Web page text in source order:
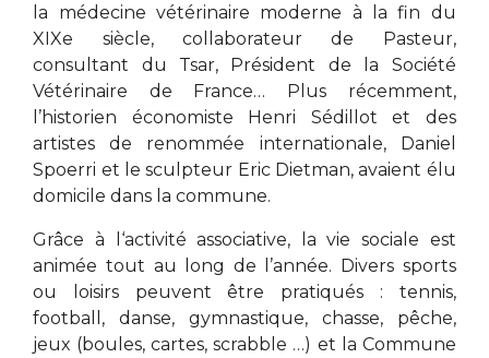
la médecine vétérinaire moderne à la fin du
XIXe siècle, collaborateur de Pasteur,
consultant du Tsar, Président de la Société
Vétérinaire de France… Plus récemment,
l’historien économiste Henri Sédillot et des
artistes de renommée internationale, Daniel
Spoerri et le sculpteur Eric Dietman, avaient élu
domicile dans la commune.
Grâce à l‘activité associative, la vie sociale est
animée tout au long de l’année. Divers sports
ou loisirs peuvent être pratiqués : tennis,
football, danse, gymnastique, chasse, pêche,
jeux (boules, cartes, scrabble …) et la Commune